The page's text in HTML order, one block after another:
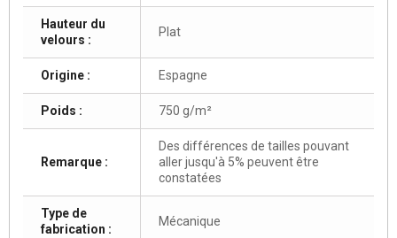
Hauteur du
velours :
Plat
Origine : Espagne
Poids : 750 g/m²
Remarque :
Des différences de tailles pouvant
aller jusqu'à 5% peuvent être
constatées
Type de
fabrication :
Mécanique